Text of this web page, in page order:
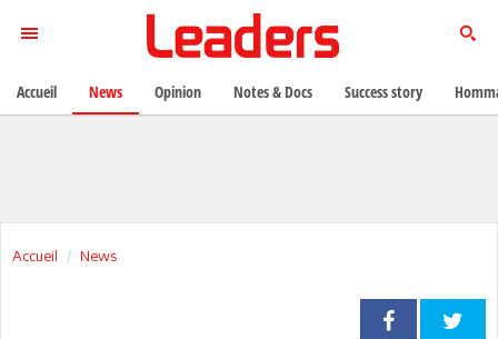
Accueil News
Accueil News Opinion Notes & Docs Success story